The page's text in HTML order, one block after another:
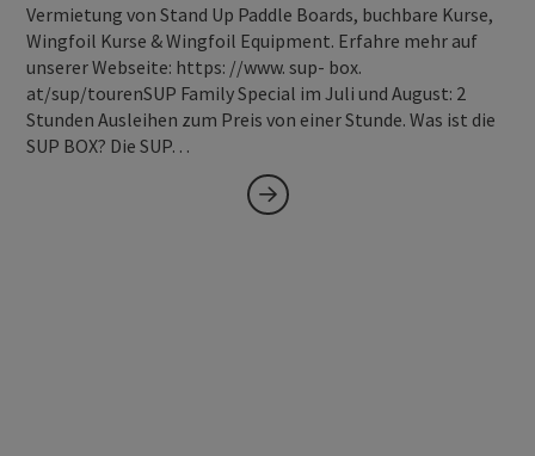
Vermietung von Stand Up Paddle Boards, buchbare Kurse,
Wingfoil Kurse & Wingfoil Equipment. Erfahre mehr auf
unserer Webseite: https: //www. sup- box.
at/sup/tourenSUP Family Special im Juli und August: 2
Stunden Ausleihen zum Preis von einer Stunde. Was ist die
SUP BOX? Die SUP…